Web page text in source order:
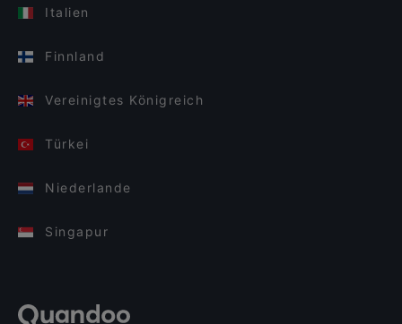
Italien
Finnland
Vereinigtes Königreich
Türkei
Niederlande
Singapur